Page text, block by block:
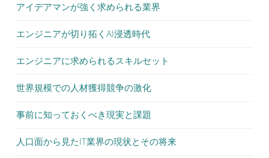
アイデアマンが強く求められる業界
エンジニアが切り拓くAI浸透時代
エンジニアに求められるスキルセット
世界規模での人材獲得競争の激化
事前に知っておくべき現実と課題
人口面から見たIT業界の現状とその将来